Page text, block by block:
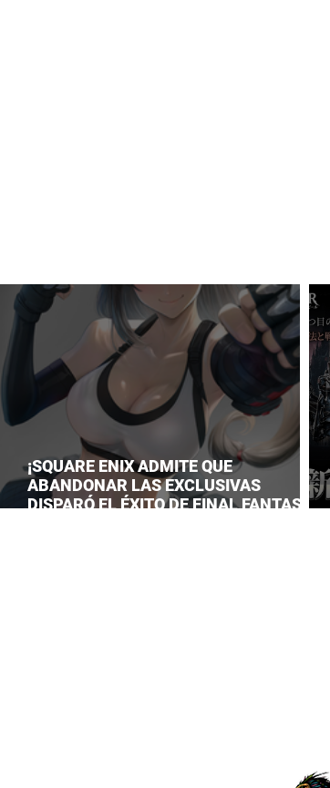
¡SQUARE ENIX ADMITE QUE
ABANDONAR LAS EXCLUSIVAS
DISPARÓ EL ÉXITO DE FINAL FANTASY